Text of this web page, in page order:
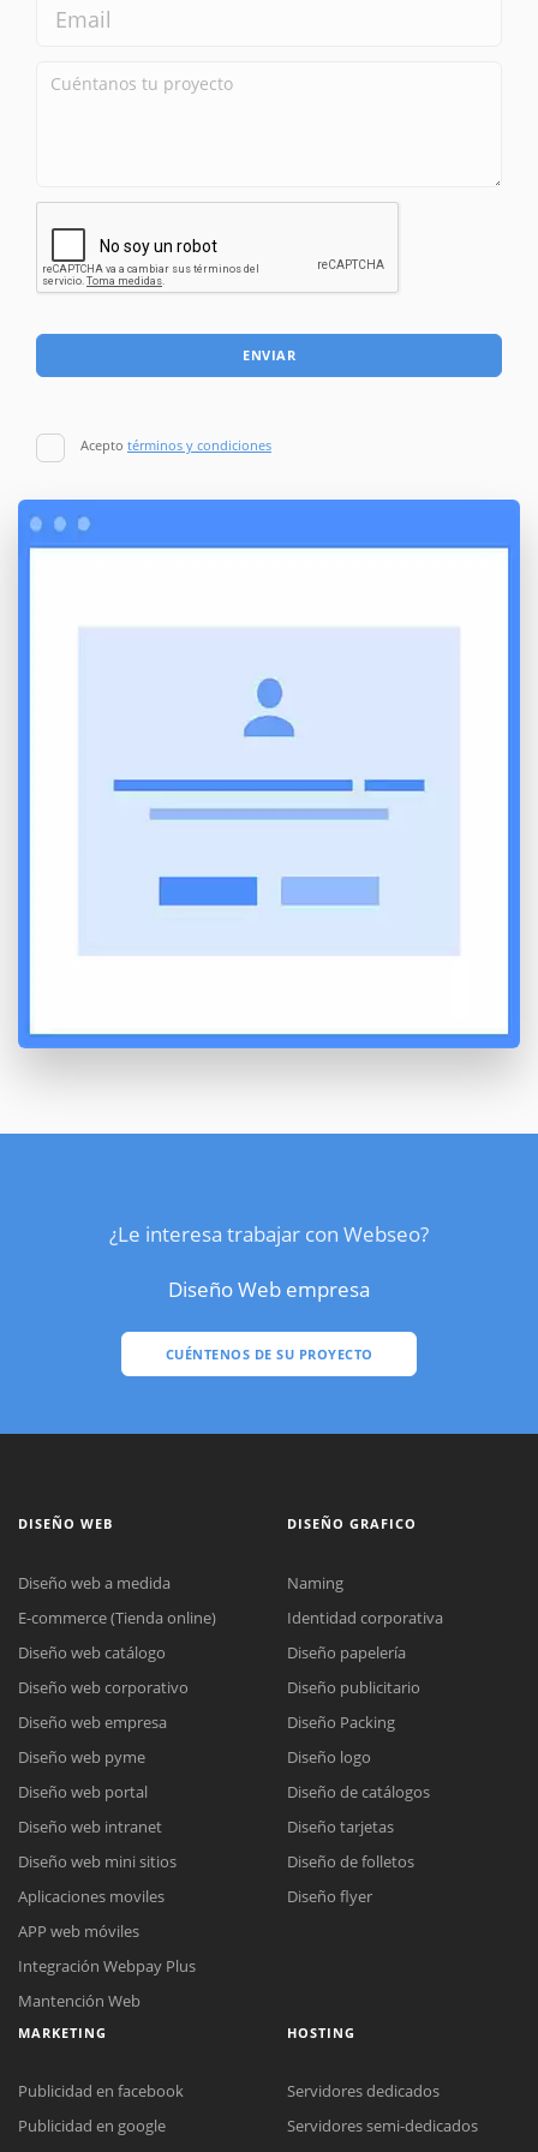
ENVIAR
Acepto términos y condiciones
¿Le interesa trabajar con Webseo?
Diseño Web empresa
CUÉNTENOS DE SU PROYECTO
DISEÑO WEB
Diseño web a medida
E-commerce (Tienda online)
Diseño web catálogo
Diseño web corporativo
Diseño web empresa
Diseño web pyme
Diseño web portal
Diseño web intranet
Diseño web mini sitios
Aplicaciones moviles
APP web móviles
Integración Webpay Plus
Mantención Web
DISEÑO GRAFICO
Naming
Identidad corporativa
Diseño papelería
Diseño publicitario
Diseño Packing
Diseño logo
Diseño de catálogos
Diseño tarjetas
Diseño de folletos
Diseño flyer
MARKETING
Publicidad en facebook
Publicidad en google
HOSTING
Servidores dedicados
Servidores semi-dedicados